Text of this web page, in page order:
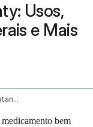
Usos,
e Mais
Adalimumab Aaty Subcutaneous Route
bem